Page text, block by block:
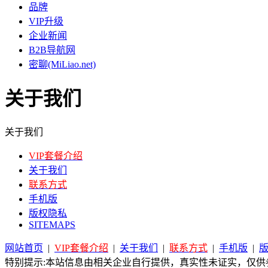
品牌
VIP升级
企业新闻
B2B导航网
密聊(MiLiao.net)
关于我们
关于我们
VIP套餐介绍
关于我们
联系方式
手机版
版权隐私
SITEMAPS
网站首页 | VIP套餐介绍 | 关于我们 | 联系方式 | 手机版 |
特别提示:本站信息由相关企业自行提供，真实性未证实，仅